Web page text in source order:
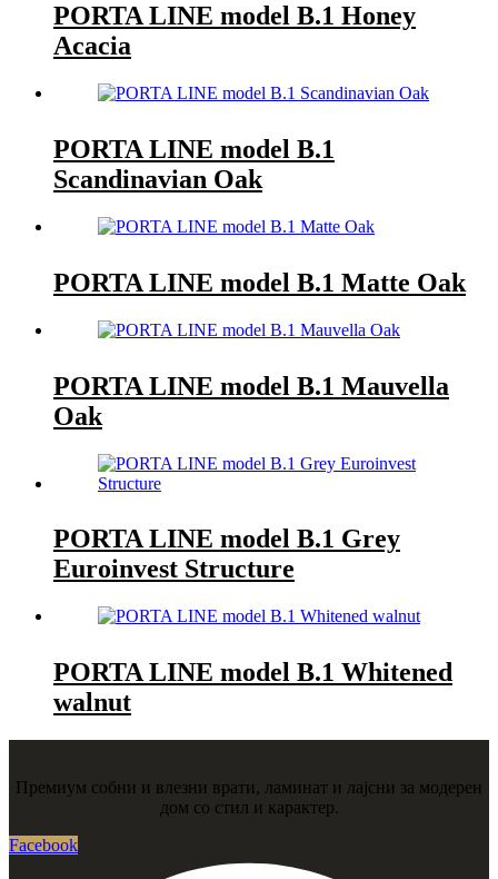
PORTA LINE model B.1 Honey
Acacia
PORTA LINE model B.1
Scandinavian Oak
PORTA LINE model B.1 Matte Oak
PORTA LINE model B.1 Mauvella
Oak
PORTA LINE model B.1 Grey
Euroinvest Structure
PORTA LINE model B.1 Whitened
walnut
Премиум собни и влезни врати, ламинат и лајсни за модерен
дом со стил и карактер.
Facebook